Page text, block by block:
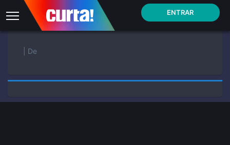
ENTRAR
| De